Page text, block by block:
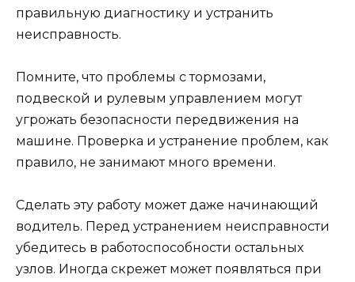
правильную диагностику и устранить
неисправность.
Помните, что проблемы с тормозами,
подвеской и рулевым управлением могут
угрожать безопасности передвижения на
машине. Проверка и устранение проблем, как
правило, не занимают много времени.
Сделать эту работу может даже начинающий
водитель. Перед устранением неисправности
убедитесь в работоспособности остальных
узлов. Иногда скрежет может появляться при